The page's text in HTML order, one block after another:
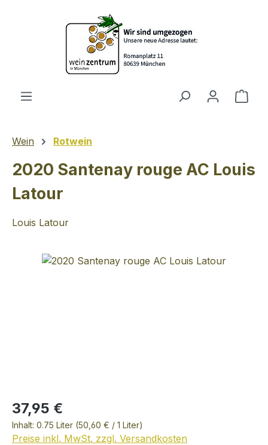
Zum Hauptinhalt springen
Wein Rotwein
2020 Santenay rouge AC Louis
Latour
Louis Latour
Bildergalerie überspringen
37,95 €
Inhalt: 0.75 Liter (50,60 € / 1 Liter)
Preise inkl. MwSt. zzgl. Versandkosten